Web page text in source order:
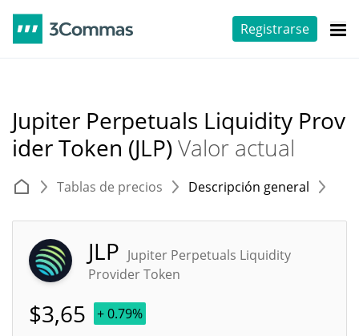
Registrarse
Jupiter Perpetuals Liquidity Prov
ider Token (JLP)Valor actual
Tablas de precios Descripción general
JLP Jupiter Perpetuals Liquidity
Provider Token
$3,65 + 0.79%